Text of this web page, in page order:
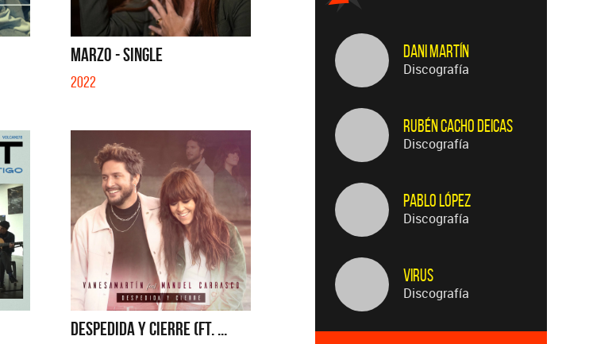
MARZO - SINGLE
2022
DESPEDIDA Y CIERRE (FT. ...
Dani Martín
Discografía
Rubén Cacho Deicas
Discografía
Pablo López
Discografía
Virus
Discografía